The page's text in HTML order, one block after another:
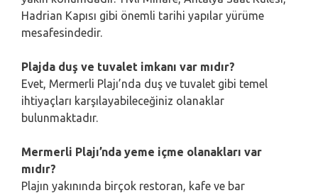
Hadrian Kapısı gibi önemli tarihi yapılar yürüme
mesafesindedir.
Plajda duş ve tuvalet imkanı var mıdır?
Evet, Mermerli Plajı’nda duş ve tuvalet gibi temel
ihtiyaçları karşılayabileceğiniz olanaklar
bulunmaktadır.
Mermerli Plajı’nda yeme içme olanakları var
mıdır?
Plajın yakınında birçok restoran, kafe ve bar